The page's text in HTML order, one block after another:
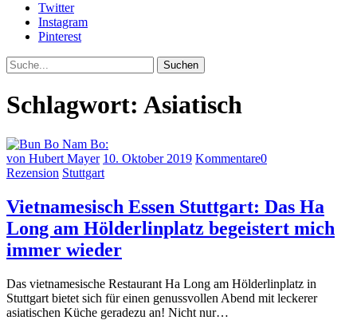
Twitter
Instagram
Pinterest
Suche
Schlagwort: Asiatisch
von Hubert Mayer 10. Oktober 2019 Kommentare0
Rezension Stuttgart
Vietnamesisch Essen Stuttgart: Das Ha
Long am Hölderlinplatz begeistert mich
immer wieder
Das vietnamesische Restaurant Ha Long am Hölderlinplatz in
Stuttgart bietet sich für einen genussvollen Abend mit leckerer
asiatischen Küche geradezu an! Nicht nur…